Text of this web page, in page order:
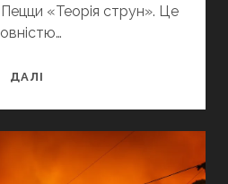
«Теорія струн». Це
ДАЛІ